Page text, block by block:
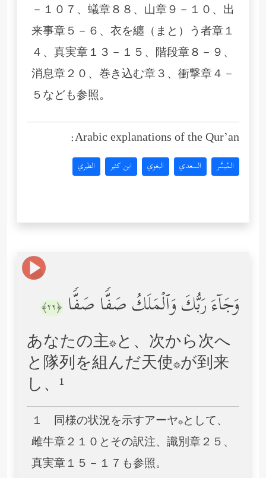
－１０７、蟻章８８、山章９－１０、出
来事章５－６、衣を纏（まと）う者章１
４、真実章１３－１５、階段章８－９、
消息章２０、巻き込む章３、衝撃章４－
５なども参照。
Arabic explanations of the Qur’an:
المُيسَّر السعدي البغوي ابن كثير الطبري
وَجَاۤءَ رَبُّكَ وَٱلۡمَلَكُ صَفࣰّا صَفࣰّا ﴿٢٢﴾
あなたの主*と、次から次へ
と隊列を組んだ天使*が到来
し、¹
１ 同様の状況を示すアーヤ*として、
雌牛章２１０とその訳注、識別章２５、
真実章１５－１７も参照。